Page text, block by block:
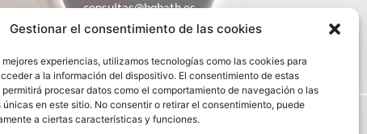
Gestionar el consentimiento de las cookies
mejores experiencias, utilizamos tecnologías como las cookies para
a la información del dispositivo. El consentimiento de estas
procesar datos como el comportamiento de navegación o las
en este sitio. No consentir o retirar el consentimiento, puede
a ciertas características y funciones.
consultas@bqbath.es
693 21 32 44